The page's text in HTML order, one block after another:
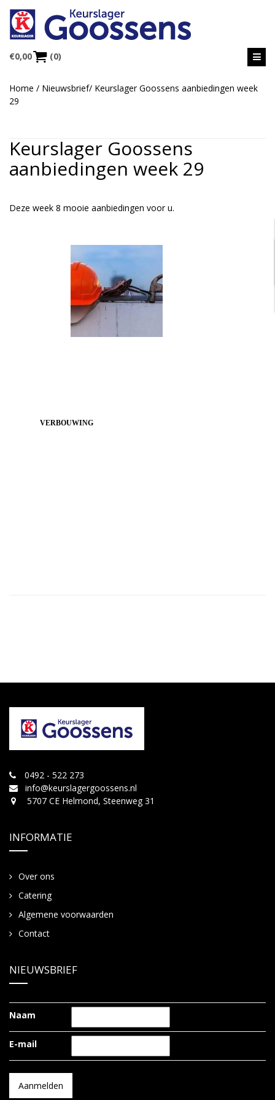
€0,00 (0)
Home / Nieuwsbrief/ Keurslager Goossens aanbiedingen week
29
Keurslager Goossens
aanbiedingen week 29
Deze week 8 mooie aanbiedingen voor u.
VERBOUWING
0492 - 522 273
info@keurslagergoossens.nl
5707 CE Helmond, Steenweg 31
INFORMATIE
Over ons
Catering
Algemene voorwaarden
Contact
NIEUWSBRIEF
Naam
E-mail